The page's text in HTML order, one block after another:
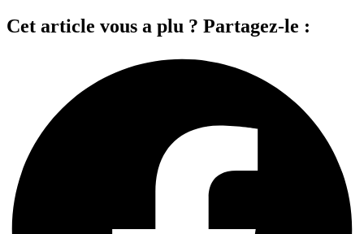
Cet article vous a plu ? Partagez-le :